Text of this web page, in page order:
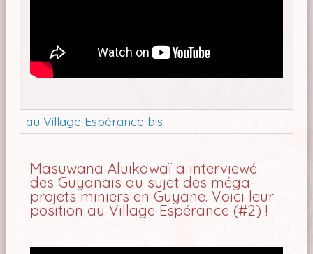
au Village Espérance bis
Masuwana Aluikawaï a interviewé
des Guyanais au sujet des méga-
projets miniers en Guyane. Voici leur
position au Village Espérance (#2) !